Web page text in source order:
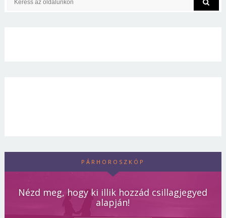
PÁRHOROSZKÓP
Nézd meg, hogy ki illik hozzád csillagjegyed
alapján!